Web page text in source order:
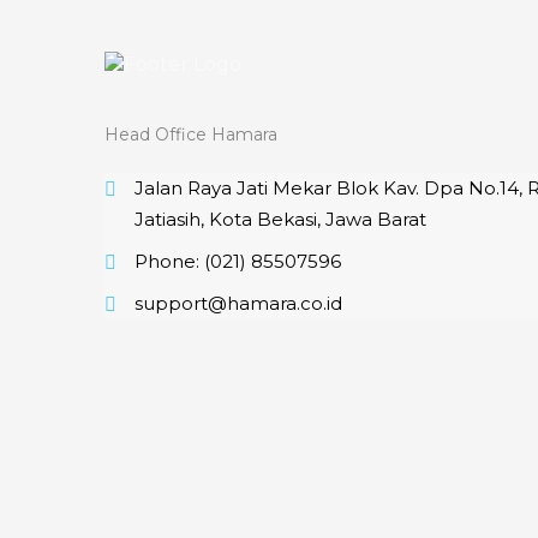
Head Office Hamara
Jalan Raya Jati Mekar Blok Kav. Dpa No.14,
Jatiasih, Kota Bekasi, Jawa Barat
Phone: (021) 85507596
support@hamara.co.id